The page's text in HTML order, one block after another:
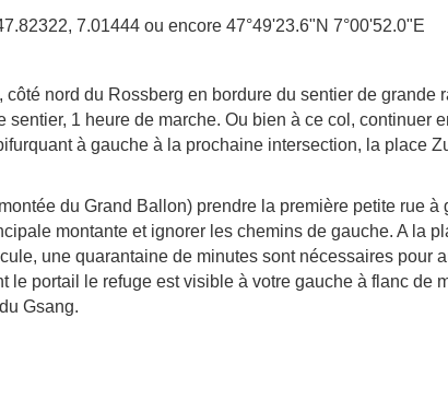
7.01444 ou encore 47°49'23.6"N 7°00'52.0"E
nord du Rossberg en bordure du sentier de grande
1 heure de marche. Ou bien à ce col, continuer
à gauche à la prochaine intersection, la place
du Grand Ballon) prendre la première petite rue à
montante et ignorer les chemins de gauche. A la
une quarantaine de minutes sont nécessaires pour
portail le refuge est visible à votre gauche à flanc de
Gsang.